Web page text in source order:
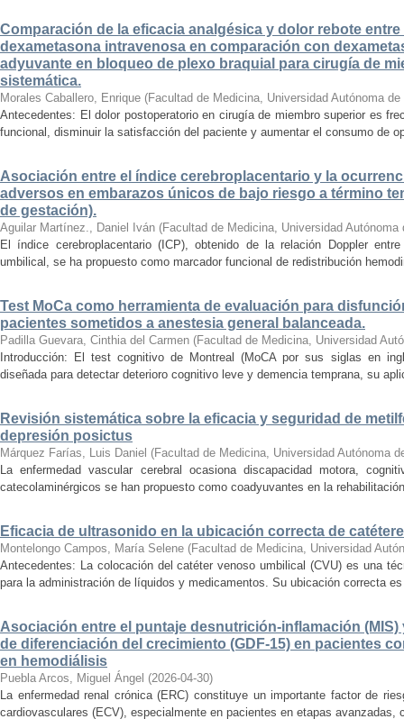
Comparación de la eficacia analgésica y dolor rebote
dexametasona intravenosa en comparación con
adyuvante en bloqueo de plexo braquial para cirugía de
sistemática.
Morales Caballero, Enrique (Facultad de Medicina, Universidad Autónoma
Antecedentes: El dolor postoperatorio en cirugía de miembro superior es
funcional, disminuir la satisfacción del paciente y aumentar el consumo de
Asociación entre el índice cerebroplacentario y la
adversos en embarazos únicos de bajo riesgo a término
de gestación).
Aguilar Martínez., Daniel Iván (Facultad de Medicina, Universidad
El índice cerebroplacentario (ICP), obtenido de la relación Doppler
umbilical, se ha propuesto como marcador funcional de redistribución
Test MoCa como herramienta de evaluación para
pacientes sometidos a anestesia general balanceada.
Padilla Guevara, Cinthia del Carmen (Facultad de Medicina, Universidad
Introducción: El test cognitivo de Montreal (MoCA por sus siglas en
diseñada para detectar deterioro cognitivo leve y demencia temprana, su
Revisión sistemática sobre la eficacia y seguridad de
depresión posictus
Márquez Farías, Luis Daniel (Facultad de Medicina, Universidad Autónoma
La enfermedad vascular cerebral ocasiona discapacidad motora,
catecolaminérgicos se han propuesto como coadyuvantes en la
Eficacia de ultrasonido en la ubicación correcta de
Montelongo Campos, María Selene (Facultad de Medicina, Universidad
Antecedentes: La colocación del catéter venoso umbilical (CVU) es una
para la administración de líquidos y medicamentos. Su ubicación correcta
Asociación entre el puntaje desnutrición-inflamación
de diferenciación del crecimiento (GDF-15) en pacientes
en hemodiálisis
Puebla Arcos, Miguel Ángel (2026-04-30)
La enfermedad renal crónica (ERC) constituye un importante factor de
cardiovasculares (ECV), especialmente en pacientes en etapas avanzadas,